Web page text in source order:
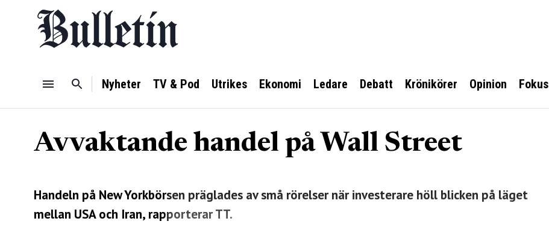
Nyheter TV & Pod Utrikes Ekonomi Ledare Debatt Krönikörer Opinion Fokus
Avvaktande handel på Wall Street
Handeln på New Yorkbörsen präglades av små rörelser när investerare höll blicken på läget
mellan USA och Iran, rapporterar TT.